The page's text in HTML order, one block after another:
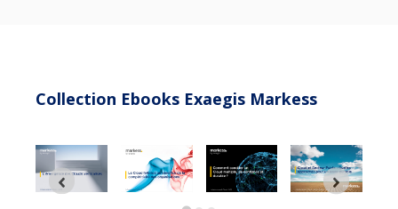
Collection Ebooks Exaegis Markess